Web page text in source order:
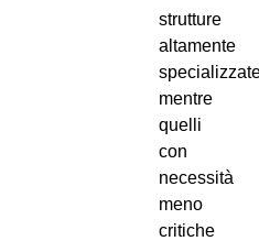
strutture
altamente
mentre
quelli
con
necessità
meno
critiche